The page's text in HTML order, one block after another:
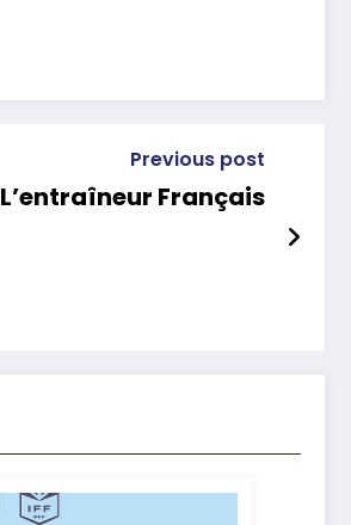
Previous post
L’entraîneur Français